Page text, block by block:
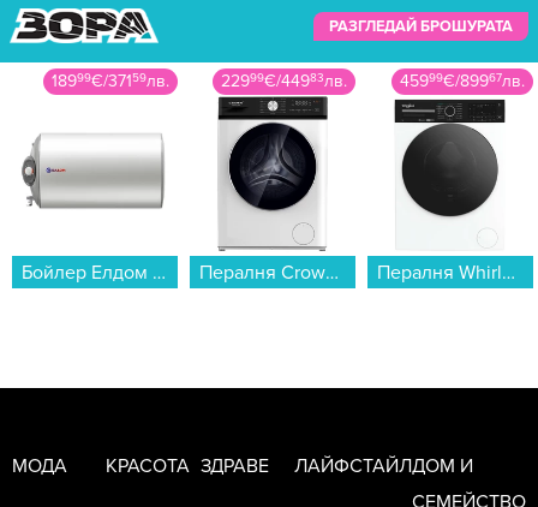
РАЗГЛЕДАЙ БРОШУРАТА
22999€/44983лв.
Пералня Crown CWM7012MW , 1200 об./мин., 7.00 kg, A , Бял...
45999€/89967лв.
Пералня Whirlpool WPM 911W ADS EE , 1400 об./мин., 9.00 kg, A , Бял...
5299€/10364лв.
Слушалки с микрофон Xiaomi REDMI BUDS 8 WHITE BHR08UHGL , Bluetooth , IN-EAR (ТАПИ)...
МОДА КРАСОТА ЗДРАВЕ ЛАЙФСТАЙЛДОМ И
СЕМЕЙСТВО